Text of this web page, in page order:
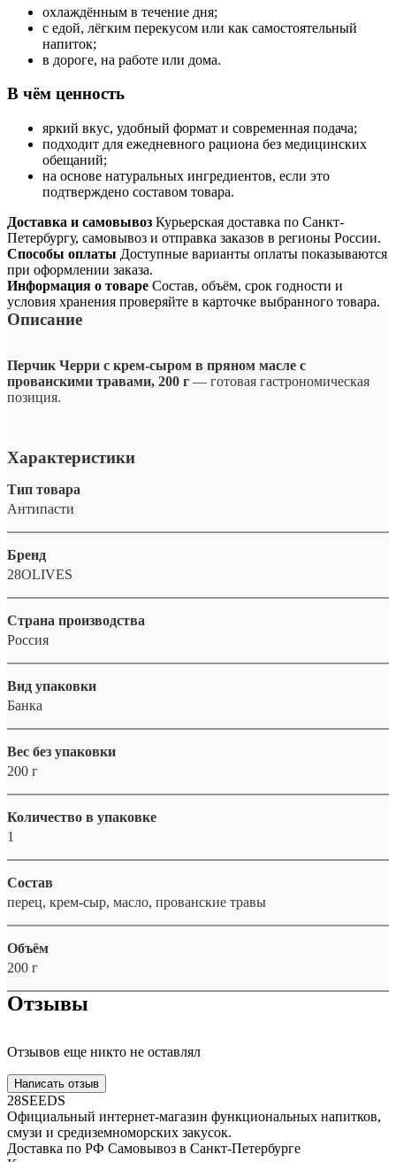
охлаждённым в течение дня;
с едой, лёгким перекусом или как самостоятельный
напиток;
в дороге, на работе или дома.
В чём ценность
яркий вкус, удобный формат и современная подача;
подходит для ежедневного рациона без медицинских
обещаний;
на основе натуральных ингредиентов, если это
подтверждено составом товара.
Доставка и самовывоз Курьерская доставка по Санкт-
Петербургу, самовывоз и отправка заказов в регионы России.
Способы оплаты Доступные варианты оплаты показываются
при оформлении заказа.
Информация о товаре Состав, объём, срок годности и
условия хранения проверяйте в карточке выбранного товара.
Описание
Перчик Черри с крем-сыром в пряном масле с
прованскими травами, 200 г — готовая гастрономическая
позиция.
Характеристики
Тип товара
Антипасти
Бренд
28OLIVES
Страна производства
Россия
Вид упаковки
Банка
Вес без упаковки
200 г
Количество в упаковке
1
Состав
перец, крем-сыр, масло, прованские травы
Объём
200 г
Отзывы
Отзывов еще никто не оставлял
Написать отзыв
28SEEDS
Официальный интернет-магазин функциональных напитков,
смузи и средиземноморских закусок.
Доставка по РФ Самовывоз в Санкт-Петербурге